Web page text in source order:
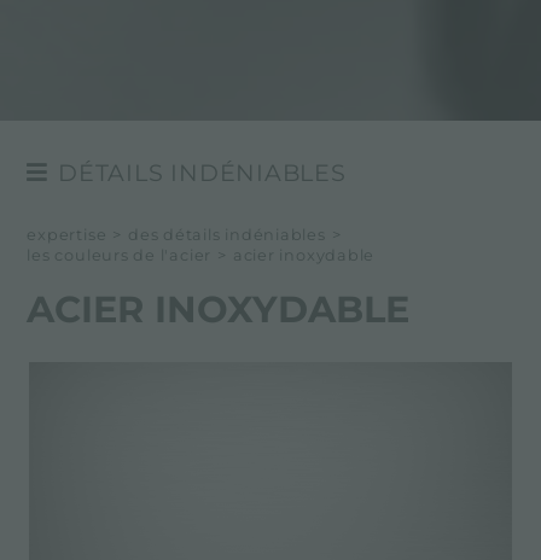
DÉTAILS INDÉNIABLES
MATÉRIAUX SÉLECTIONNÉ
expertise > des détails indéniables
>
les couleurs de l'acier
> acier inoxydable
ACIER INOXYDABLE